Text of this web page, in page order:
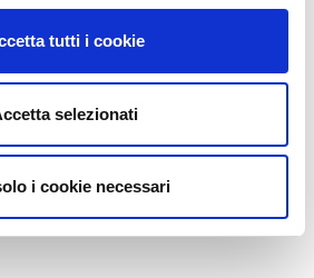
tutti i cookie
selezionati
i cookie necessari